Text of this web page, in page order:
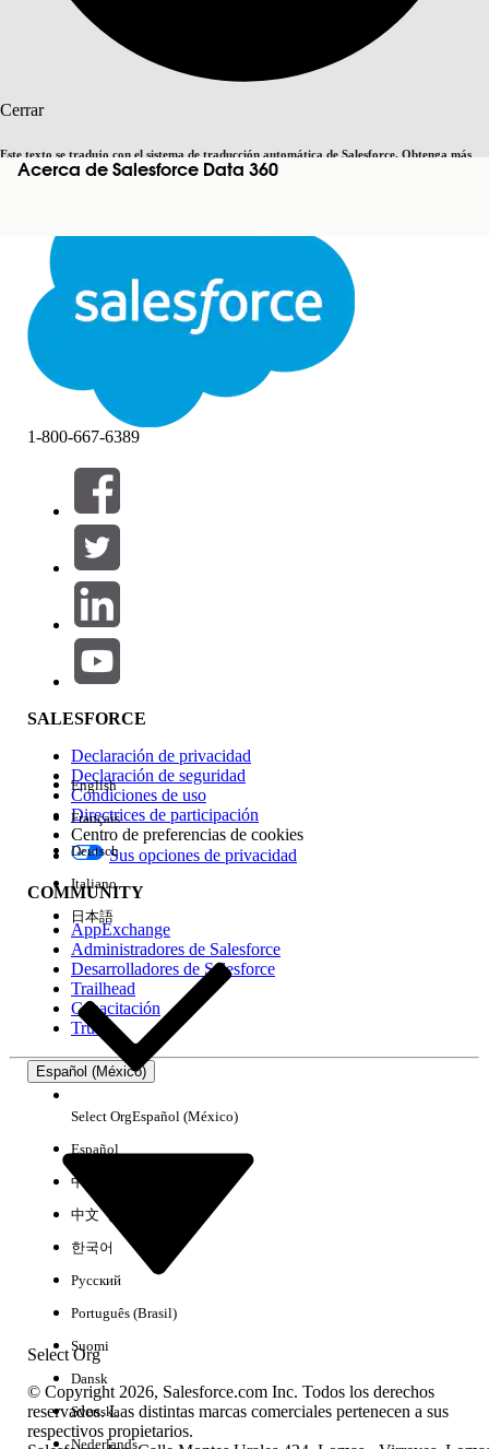
Cerrar
Este texto se tradujo con el sistema de traducción automática de Salesforce. Obtenga más
detallesaquí. Cambiar a inglés Ahora no
Cerrar Cerrar
Acerca de Salesforce Data 360
Buscar
Filtros (0)
SELECCIONAR FILTROS
Área de productos
Repercusión de función
Edición
Experiencia
No hay resultados
1-800-667-6389
SALESFORCE
Declaración de privacidad
Declaración de seguridad
Condiciones de uso
Directrices de participación
Centro de preferencias de cookies
Sus opciones de privacidad
COMMUNITY
AppExchange
Administradores de Salesforce
Desarrolladores de Salesforce
Trailhead
Capacitación
Trust
Español (México)
Select Org
English
Français
Deutsch
Italiano
日本語
Select OrgEspañol (México)
Español
中文（简体）
中文（繁體）
한국어
Русский
Português (Brasil)
Suomi
Dansk
Svenska
Nederlands
© Copyright 2026, Salesforce.com Inc. Todos los derechos
reservados. Las distintas marcas comerciales pertenecen a sus
respectivos propietarios.